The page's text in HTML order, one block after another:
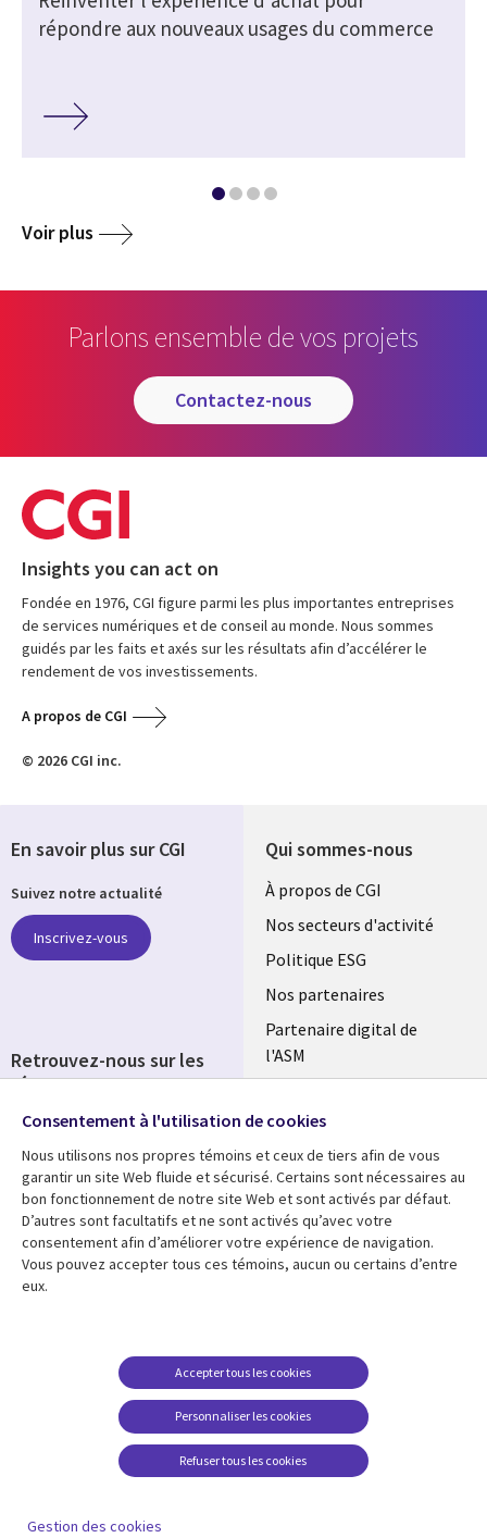
répondre aux nouveaux usages du commerce
Voir plus
Parlons ensemble de vos projets
contactez-nous
Insights you can act on
Fondée en 1976, CGI figure parmi les plus importantes entreprises
de services numériques et de conseil au monde. Nous sommes
guidés par les faits et axés sur les résultats afin d’accélérer le
rendement de vos investissements.
A propos de CGI
© 2026 CGI inc.
Qui sommes-nous
Useful
links
FRANCE
À propos de CGI
Nos secteurs d'activité
Politique ESG
Nos partenaires
Partenaire digital de
l'ASM
Fusions
Ressources
Library
Links
Articles
Blog
Support
Legal
Accessibilité
conditions juridiques
FAQ Carrières
Centre de gestion des
témoins
En savoir plus sur CGI
Suivez notre actualité
Inscrivez-vous
Retrouvez-nous sur les
réseaux
Social
Media
FRANCE
Consentement à l'utilisation de cookies
Nous utilisons nos propres témoins et ceux de tiers afin de vous
garantir un site Web fluide et sécurisé. Certains sont nécessaires au
bon fonctionnement de notre site Web et sont activés par défaut.
D’autres sont facultatifs et ne sont activés qu’avec votre
consentement afin d’améliorer votre expérience de navigation.
Vous pouvez accepter tous ces témoins, aucun ou certains d’entre
eux.
Personnaliser les cookies
Accepter tous les cookies
Refuser tous les cookies
Gestion des cookies